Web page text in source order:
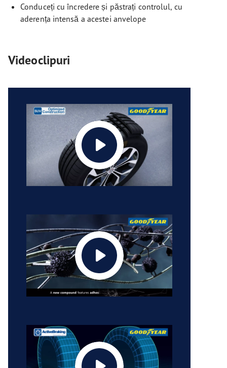
Conduceți cu încredere și păstrați controlul, cu
aderența intensă a acestei anvelope
Videoclipuri